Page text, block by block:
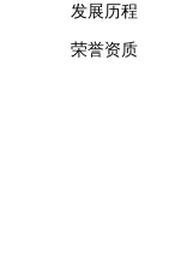
发展历程
荣誉资质